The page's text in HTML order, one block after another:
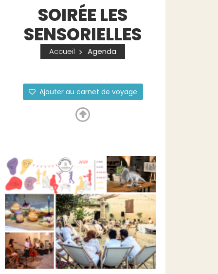
SOIRÉE LES
SENSORIELLES
Accueil Agenda
Ajouter au carnet de voyage